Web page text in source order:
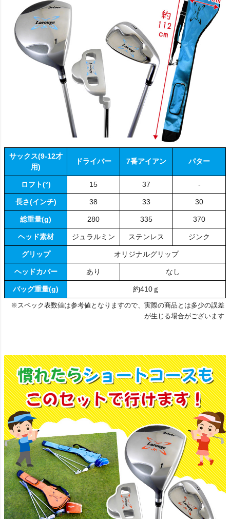
サックス(9-12才
用)
ドライバー 7番アイアン パター
ロフト(°) 15 37 -
長さ(インチ) 38 33 30
総重量(g) 280 335 370
ヘッド素材 ジュラルミン ステンレス ジンク
グリップ オリジナルグリップ
ヘッドカバー あり なし
バッグ重量(g) 約410ｇ
※スペック表数値は参考値となりますので、実際の商品とは多少の誤差
が生じる場合がございます